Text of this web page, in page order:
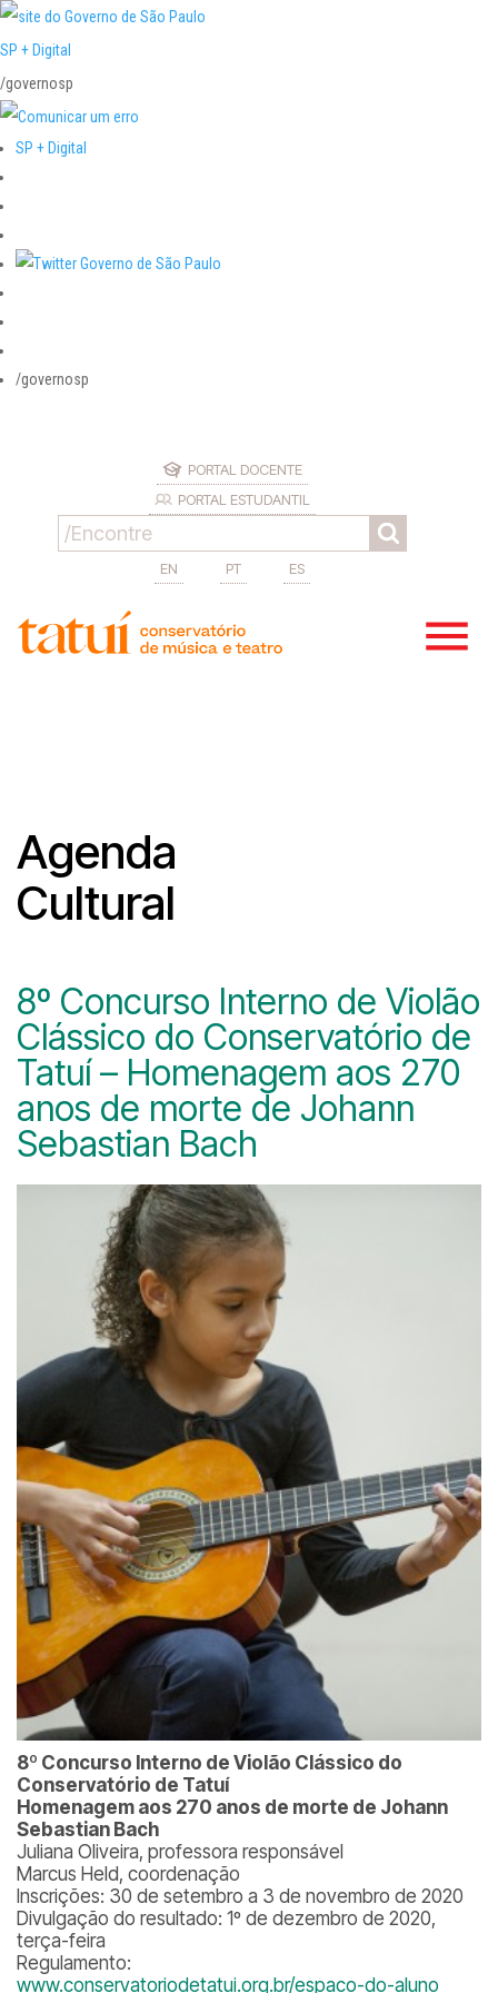
SP + Digital
/governosp
SP + Digital
/governosp
PORTAL DOCENTE
PORTAL ESTUDANTIL
EN PT ES
Agenda
Cultural
8º Concurso Interno de Violão
Clássico do Conservatório de
Tatuí – Homenagem aos 270
anos de morte de Johann
Sebastian Bach
8º Concurso Interno de Violão Clássico do
Conservatório de Tatuí
Homenagem aos 270 anos de morte de Johann
Sebastian Bach
Juliana Oliveira, professora responsável
Marcus Held, coordenação
Inscrições: 30 de setembro a 3 de novembro de 2020
Divulgação do resultado: 1º de dezembro de 2020,
terça-feira
Regulamento:
www.conservatoriodetatui.org.br/espaco-do-aluno